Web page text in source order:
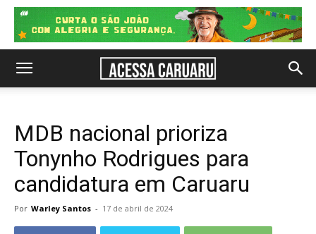
MDB nacional prioriza
Tonynho Rodrigues para
candidatura em Caruaru
Por Warley Santos - 17 de abril de 2024